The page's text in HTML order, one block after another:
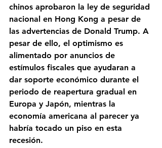
chinos aprobaron la ley de seguridad
nacional en Hong Kong a pesar de
las advertencias de Donald Trump. A
pesar de ello, el optimismo es
alimentado por anuncios de
estímulos fiscales que ayudaran a
dar soporte económico durante el
periodo de reapertura gradual en
Europa y Japón, mientras la
economía americana al parecer ya
habría tocado un piso en esta
recesión.